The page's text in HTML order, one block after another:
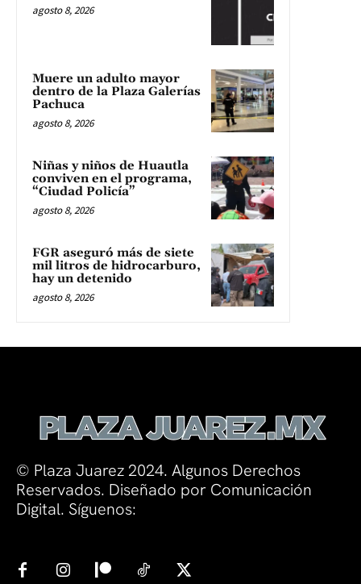
agosto 8, 2026
Muere un adulto mayor
dentro de la Plaza Galerías
Pachuca
agosto 8, 2026
Niñas y niños de Huautla
conviven en el programa,
“Ciudad Policía”
agosto 8, 2026
FGR aseguró más de siete
mil litros de hidrocarburo,
hay un detenido
agosto 8, 2026
© Plaza Juarez 2024. Algunos Derechos
Reservados. Diseñado por Comunicación
Digital. Síguenos: